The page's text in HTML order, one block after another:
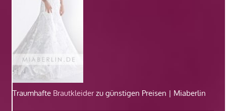
Traumhafte Brautkleiderzu günstigen Preisen | Miaberlin